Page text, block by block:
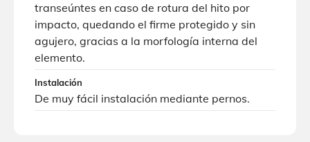
transeúntes en caso de rotura del hito por
impacto, quedando el firme protegido y sin
agujero, gracias a la morfología interna del
elemento.
Instalación
De muy fácil instalación mediante pernos.